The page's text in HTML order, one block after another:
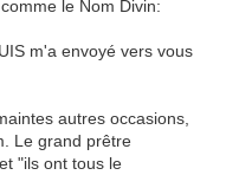
le Nom Divin:
m'a envoyé vers vous
autres occasions
Le grand prêtre
et "ils ont tous le